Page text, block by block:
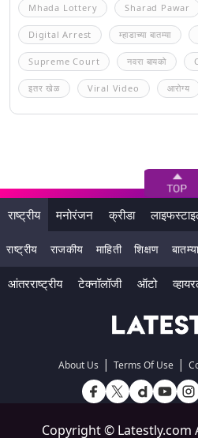
Mhada Lottery Sharad Pawar
Digital Arrest म्हाडाच्या बातम्या
Supreme Court नवरा बायको
इतर खेळ Viral Video आरोग्य
राष्ट्रीय मनोरंजन क्रीडा
राष्ट्रीय राजकीय माहिती शिक्षण
आंतरराष्ट्रीय टेक्नॉलॉजी ऑटो
About Us | Terms Of Use |
Copyright © Latestly.com